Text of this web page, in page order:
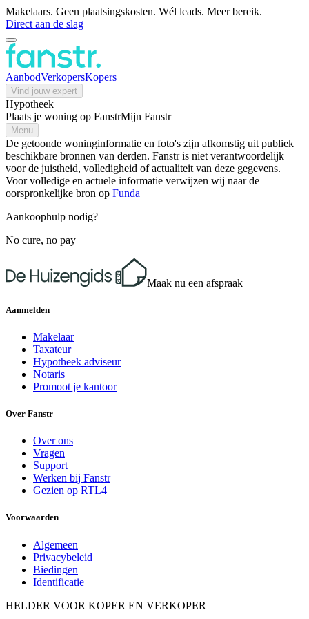
Makelaars. Geen plaatsingskosten. Wél leads. Meer bereik.
Direct aan de slag
AanbodVerkopersKopers
Vind jouw expert
Hypotheek
Plaats je woning op FanstrMijn Fanstr
Menu
De getoonde woninginformatie en foto's zijn afkomstig uit publiek
beschikbare bronnen van derden. Fanstr is niet verantwoordelijk
voor de juistheid, volledigheid of actualiteit van deze gegevens.
Voor volledige en actuele informatie verwijzen wij naar de
oorspronkelijke bron op Funda
Aankoophulp nodig?
No cure, no pay
Maak nu een afspraak
Aanmelden
Makelaar
Taxateur
Hypotheek adviseur
Notaris
Promoot je kantoor
Over Fanstr
Over ons
Vragen
Support
Werken bij Fanstr
Gezien op RTL4
Voorwaarden
Algemeen
Privacybeleid
Biedingen
Identificatie
HELDER VOOR KOPER EN VERKOPER